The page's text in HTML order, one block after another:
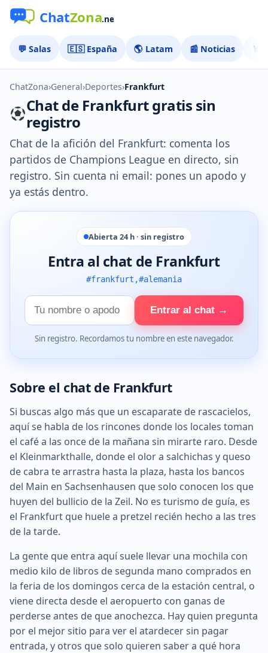
💬 Salas 🇪🇸 España 🌎 Latam 📰 Noticias 🏅
ChatZona›General›Deportes›Frankfurt
Chat de Frankfurt gratis sin
registro
Chat de la afición del Frankfurt: comenta los
partidos de Champions League en directo, sin
registro. Sin cuenta ni email: pones un apodo y
ya estás dentro.
Abierta 24 h · sin registro
Entra al chat de Frankfurt
#frankfurt,#alemania
Tu
nombre
Entrar al chat →
Sin registro. Recordamos tu nombre en este navegador.
Sobre el chat de Frankfurt
Si buscas algo más que un escaparate de rascacielos,
aquí se habla de los rincones donde los locales toman
el café a las once de la mañana sin mirarte raro. Desde
el Kleinmarkthalle, donde el olor a salchichas y queso
de cabra te arrastra hasta la plaza, hasta los bancos
del Main en Sachsenhausen que solo conocen los que
huyen del bullicio de la Zeil. No es turismo de guía, es
el Frankfurt que huele a pretzel recién hecho a las tres
de la tarde.
La gente que entra aquí suele llevar una mochila con
medio kilo de libros de segunda mano comprados en
la feria de los domingos cerca de la estación central, o
viene directa desde el aeropuerto con ganas de
perderse antes de que anochezca. Hay quien pregunta
por el mejor sitio para ver el atardecer sin pagar
entrada, y otros que solo quieren saber a qué hora